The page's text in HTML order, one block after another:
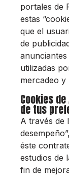
portales de
estas
que el
de
utilizadas
mercadeo y
Cookies
de tus
A través de
éste
estudios de
fin de